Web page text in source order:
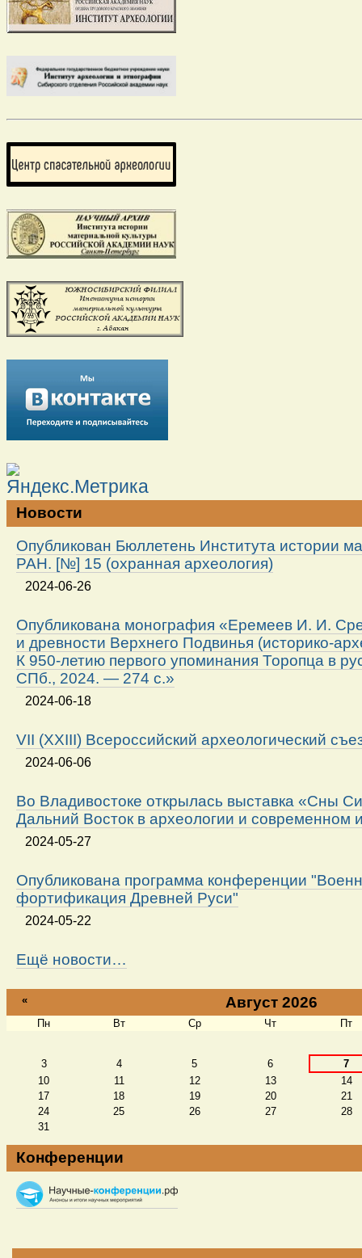
Новости
Опубликован Бюллетень Института истории
РАН. [№] 15 (охранная археология)
2024-06-26
Опубликована монография «Еремеев И. И.
и древности Верхнего Подвинья (историко-
К 950-летию первого упоминания Торопца в
СПб., 2024. — 274 с.»
2024-06-18
VII (XXIII) Всероссийский археологический
2024-06-06
Во Владивостоке открылась выставка «Сны
Дальний Восток в археологии и современном
2024-05-27
Опубликована программа конференции
фортификация Древней Руси"
2024-05-22
Ещё новости…
« Август 2026
Пн Вт Ср Чт Пт
3 4 5 6
7
10
11 12 13
14
17
18 19 20
21
24
25 26 27
28
31
Конференции